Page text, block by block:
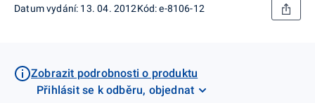
Datum vydání: 13. 04. 2012Kód: e-8106-12
Zobrazit podrobnosti o produktu
Přihlásit se k odběru, objednat